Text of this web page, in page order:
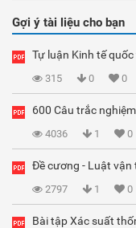
Gợi ý tài liệu cho bạn
Tự luận Kinh tế quốc
315 0 0
600 Câu trắc
4036 1 0
Đề cương - Luật vận
2797 1 0
Bài tập Xác suất